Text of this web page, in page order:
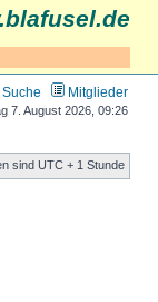
Suche Mitglieder
7. August 2026, 09:26
sind UTC + 1 Stunde